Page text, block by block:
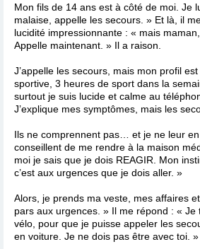
Mon fils de 14 ans est à côté de moi. Je
malaise, appelle les secours. » Et là, il
lucidité impressionnante : « mais
Appelle maintenant. » Il a raison.
J’appelle les secours, mais mon profil
sportive, 3 heures de sport dans la
surtout je suis lucide et calme au
J’explique mes symptômes, mais les
Ils ne comprennent pas… et je ne leur
conseillent de me rendre à la maison
moi je sais que je dois REAGIR. Mon
c’est aux urgences que je dois aller. »
Alors, je prends ma veste, mes affaires
pars aux urgences. » Il me répond : « Je
vélo, pour que je puisse appeler les
en voiture. Je ne dois pas être avec toi. »